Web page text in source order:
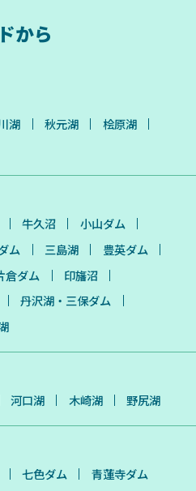
から
湖 秋元湖
桧原湖
牛久沼
小山ダム
ム 三島湖
豊英ダム
倉ダム
印旛沼
丹沢湖・三保ダム
河口湖 木崎湖 野尻湖
七色ダム 青蓮寺ダム